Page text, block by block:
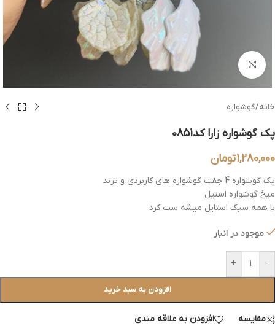
بزرگنمایی تصویر
خانه/گوشواره
پک گوشواره زارا کد0851
1,280,000تومان
پک گوشواره 4 جفت گوشواره های کاربردی و ترند
میخ گوشواره استیل
با همه سبک استایل میشه ست کرد
موجود در انبار
-
+
افزودن به سبد خرید
مقایسه افزودن به علاقه مندی